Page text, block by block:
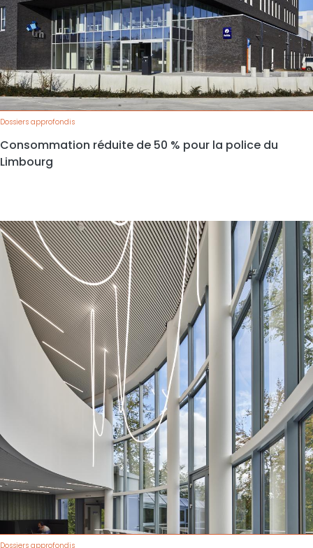
Dossiers approfondis
Consommation réduite de 50 % pour la police du
Limbourg
Dossiers approfondis